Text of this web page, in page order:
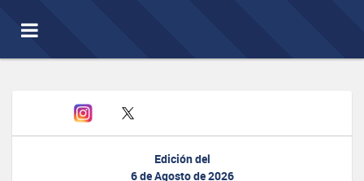
Toggle
navigation
Edición del
6 de Agosto de 2026